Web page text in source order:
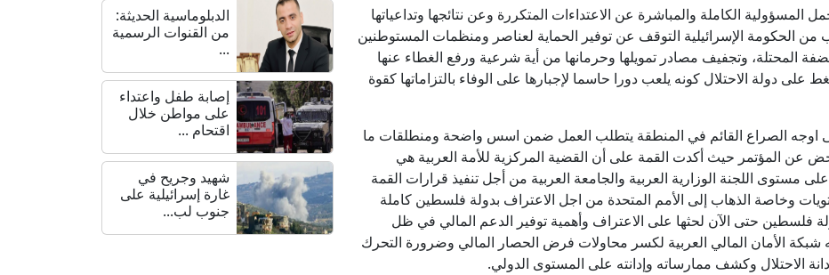
المسؤولية الكاملة والمباشرة عن الاعتداءات المتكررة وعن نتائجها وتداعياتها
من الحكومة الإسرائيلية التوقف عن توفير الحماية لعناصر ومنظمات المستوطنين
المحتلة، وتجفيف مصادر تمويلها وحرمانها من أية شرعية ورفع الغطاء عنها
دولة الاحتلال كونه يلعب دورا حاسما لإجبارها على الوفاء بالتزاماتها كقوة
اوجه الصراع القائم في المنطقة يتطلب العمل ضمن اسس واضحة ومنطلقات ما
عن المؤتمر حيث أكدت القمة على أن القضية المركزية للأمة العربية هي
مستوى اللجنة الوزارية العربية والجامعة العربية من أجل تنفيذ قرارات القمة
وخاصة الذهاب إلى الأمم المتحدة من اجل الاعتراف بدولة فلسطين كاملة
فلسطين حتى الآن لحثها على الاعتراف وأهمية توفير الدعم المالي في ظل
الأمان المالي العربية لكسر محاولات فرض الحصار المالي وضرورة التحرك
الاحتلال وكشف ممارساته وإدانته على المستوى الدولي.
الدبلوماسية الحديثة:
من القنوات الرسمية
...
إصابة طفل واعتداء
على مواطن خلال
اقتحام ...
شهيد وجريح في
غارة إسرائيلية على
جنوب لب...